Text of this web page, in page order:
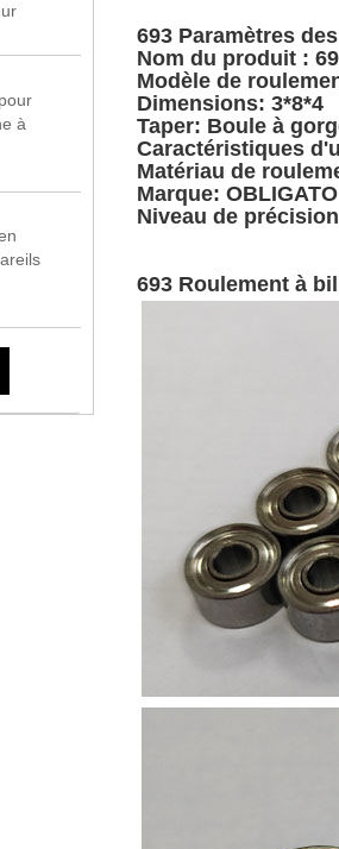
à
693 Paramètres
Nom du produit :
Modèle de
Dimensions: 3*8*4
Taper: Boule à
Caractéristiques
Matériau de
Marque:
Niveau de
693 Roulement à